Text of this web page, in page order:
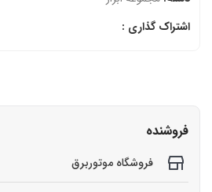
اشتراک گذاری :
فروشنده
فروشگاه موتوربرق